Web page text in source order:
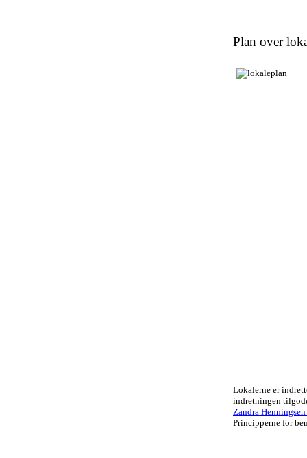
Plan over
Lokalerne er
indretningen
Zandra Henningsen
Principperne for